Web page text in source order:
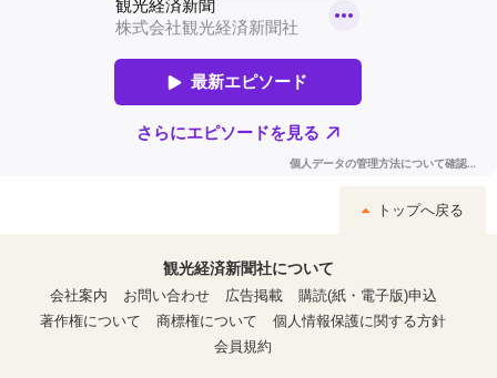
トップへ戻る
観光経済新聞社について
会社案内
お問い合わせ 広告掲載
購読(紙・電子版)申込
著作権について
商標権について
個人情報保護に関する方針
会員規約